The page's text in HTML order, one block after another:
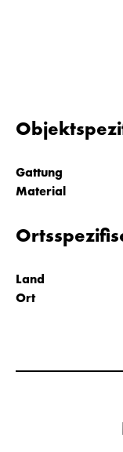
Gattung
Material
Land
Ort